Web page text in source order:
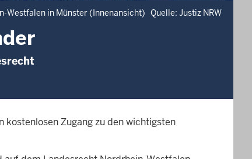
Westfalen in Münster (Innenansicht) Quelle: Justiz NRW
kostenlosen Zugang zu den wichtigsten